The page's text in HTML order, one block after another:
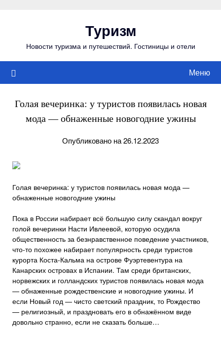
Туризм
Новости туризма и путешествий. Гостиницы и отели
Меню
Голая вечеринка: у туристов появилась новая
мода — обнаженные новогодние ужины
Опубликовано на 26.12.2023
Голая вечеринка: у туристов появилась новая мода —
обнаженные новогодние ужины
Пока в России набирает всё большую силу скандал вокруг
голой вечеринки Насти Ивлеевой, которую осудила
общественность за безнравственное поведение участников,
что-то похожее набирает популярность среди туристов
курорта Коста-Кальма на острове Фуэртевентура на
Канарских островах в Испании. Там среди британских,
норвежских и голландских туристов появилась новая мода
— обнаженные рождественские и новогодние ужины. И
если Новый год — чисто светский праздник, то Рождество
— религиозный, и праздновать его в обнажённом виде
довольно странно, если не сказать больше…